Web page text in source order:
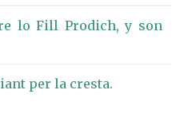
lo Fill Prodich, y son
per la cresta.